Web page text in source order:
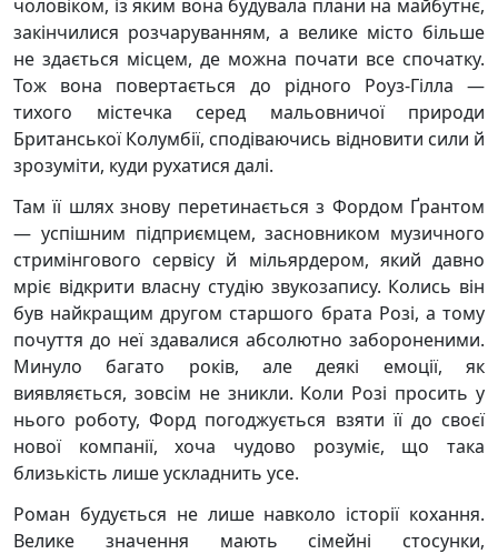
чоловіком, із яким вона будувала плани на майбутнє,
закінчилися розчаруванням, а велике місто більше
не здається місцем, де можна почати все спочатку.
Тож вона повертається до рідного Роуз-Гілла —
тихого містечка серед мальовничої природи
Британської Колумбії, сподіваючись відновити сили й
зрозуміти, куди рухатися далі.
Там її шлях знову перетинається з Фордом Ґрантом
— успішним підприємцем, засновником музичного
стримінгового сервісу й мільярдером, який давно
мріє відкрити власну студію звукозапису. Колись він
був найкращим другом старшого брата Розі, а тому
почуття до неї здавалися абсолютно забороненими.
Минуло багато років, але деякі емоції, як
виявляється, зовсім не зникли. Коли Розі просить у
нього роботу, Форд погоджується взяти її до своєї
нової компанії, хоча чудово розуміє, що така
близькість лише ускладнить усе.
Роман будується не лише навколо історії кохання.
Велике значення мають сімейні стосунки,